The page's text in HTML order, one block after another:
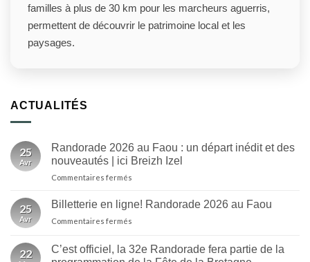
familles à plus de 30 km pour les marcheurs aguerris,
permettent de découvrir le patrimoine local et les
paysages.
ACTUALITÉS
25
Avr
Randorade 2026 au Faou : un départ inédit et des
nouveautés | ici Breizh Izel
Commentaires fermés
2026
un
départ
25
Avr
Billetterie en ligne! Randorade 2026 au Faou
Commentaires fermés
en
ligne!
22
C’est officiel, la 32e Randorade fera partie de la